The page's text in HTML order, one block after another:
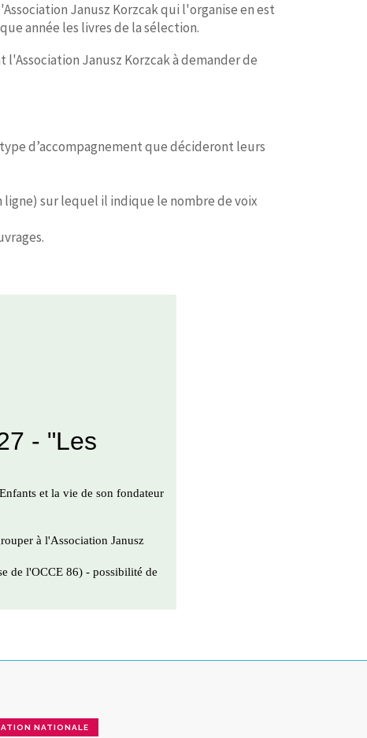
Janusz Korzcak qui l'organise en est
année les livres de la sélection.
Janusz Korzcak à demander de
d’accompagnement que décideront leurs
sur lequel il indique le nombre de voix
NATIONALE